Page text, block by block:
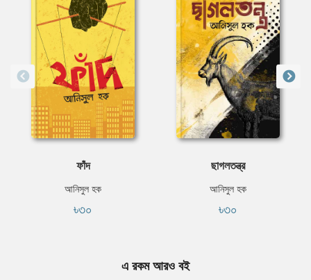
ফাঁদ
আনিসুল হক
৳৩০
ছাগলতন্ত্র
আনিসুল হক
৳৩০
এ রকম আরও বই